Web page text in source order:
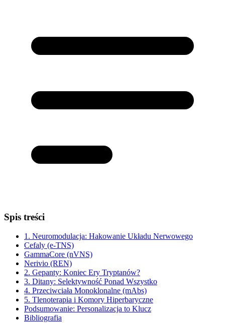
Spis treści
1. Neuromodulacja: Hakowanie Układu Nerwowego
Cefaly (e-TNS)
GammaCore (nVNS)
Nerivio (REN)
2. Gepanty: Koniec Ery Tryptanów?
3. Ditany: Selektywność Ponad Wszystko
4. Przeciwciała Monoklonalne (mAbs)
5. Tlenoterapia i Komory Hiperbaryczne
Podsumowanie: Personalizacja to Klucz
Bibliografia